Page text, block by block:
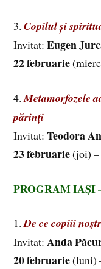
3.Copilul și
Invitat: Eugen
22 februarie
4.Metamorfozele
părinți
Invitat: Teodora
23 februarie(joi) –
PROGRAM IAŞI
1.De ce copiii
Invitat:Anda
20 februarie(luni)